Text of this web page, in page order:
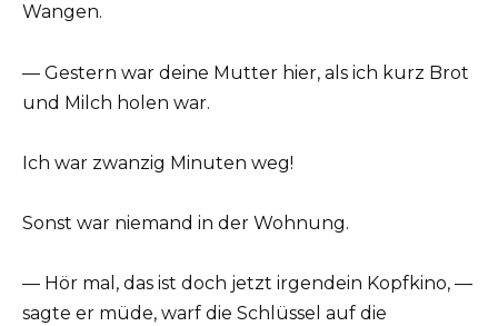
Wangen.
— Gestern war deine Mutter hier, als ich kurz Brot
und Milch holen war.
Ich war zwanzig Minuten weg!
Sonst war niemand in der Wohnung.
— Hör mal, das ist doch jetzt irgendein Kopfkino, —
sagte er müde, warf die Schlüssel auf die